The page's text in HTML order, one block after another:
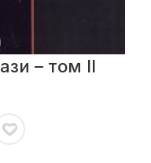
– том II